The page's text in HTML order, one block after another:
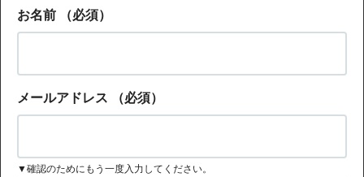
お名前 （必須）
メールアドレス （必須）
▼確認のためにもう一度入力してください。